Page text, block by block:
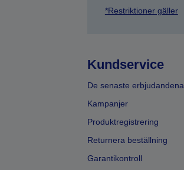
*Restriktioner gäller
Kundservice
De senaste erbjudandena
Kampanjer
Produktregistrering
Returnera beställning
Garantikontroll